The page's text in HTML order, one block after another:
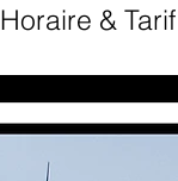
Horaire & Tarif